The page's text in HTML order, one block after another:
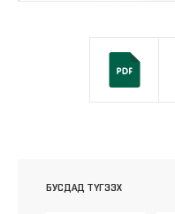
БУСДАД ТҮГЭЭХ